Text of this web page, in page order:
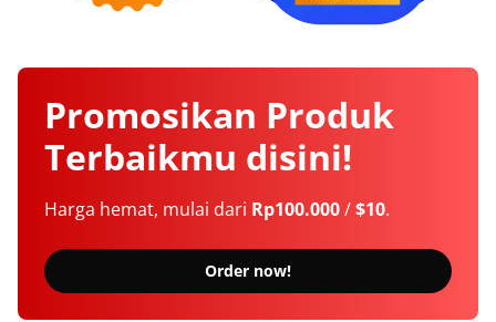
Promosikan Produk
Terbaikmu disini!
Harga hemat, mulai dari Rp100.000/$10.
Order now!